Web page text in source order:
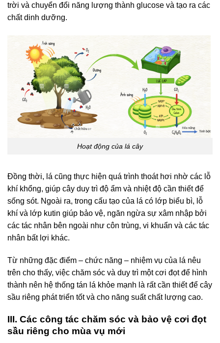
trời và chuyển đổi năng lượng thành glucose và tạo ra các
chất dinh dưỡng.
Hoạt động của lá cây
Đồng thời, lá cũng thực hiện quá trình thoát hơi nhờ các lỗ
khí khổng, giúp cây duy trì độ ẩm và nhiệt độ cần thiết để
sống sót. Ngoài ra, trong cấu tạo của lá có lớp biểu bì, lỗ
khí và lớp kutin giúp bảo vệ, ngăn ngừa sự xâm nhập bởi
các tác nhân bên ngoài như côn trùng, vi khuẩn và các tác
nhân bất lợi khác.
Từ những đặc điểm – chức năng – nhiệm vụ của lá nêu
trên cho thấy, việc chăm sóc và duy trì một cơi đọt để hình
thành nên hệ thống tán lá khỏe mạnh là rất cần thiết để cây
sầu riêng phát triển tốt và cho năng suất chất lượng cao.
III. Các công tác chăm sóc và bảo vệ cơi đọt
sầu riêng cho mùa vụ mới